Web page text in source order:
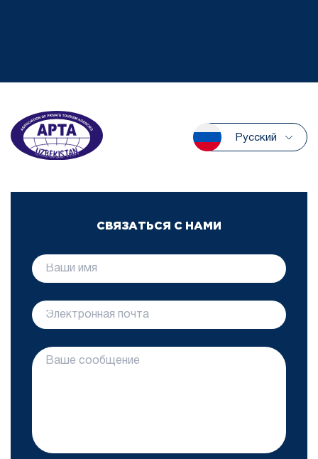
Русский
СВЯЗАТЬСЯ С НАМИ